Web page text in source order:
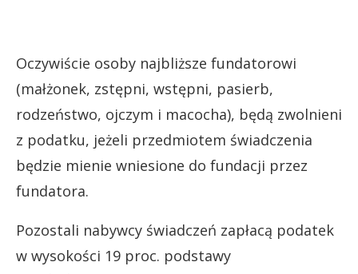
Oczywiście osoby najbliższe fundatorowi
(małżonek, zstępni, wstępni, pasierb,
rodzeństwo, ojczym i macocha), będą zwolnieni
z podatku, jeżeli przedmiotem świadczenia
będzie mienie wniesione do fundacji przez
fundatora.
Pozostali nabywcy świadczeń zapłacą podatek
w wysokości 19 proc. podstawy